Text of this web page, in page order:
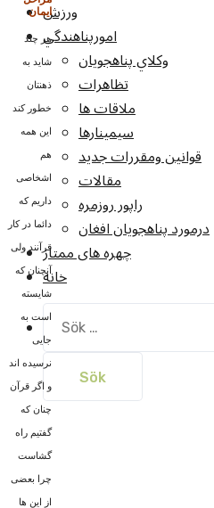
ورزش
امورپناهندگي
وکلاي پناهجويان
تظاهرات
ملاقات ها
سيمينارها
قوانين ومقررات جديد
مقالات
راپور روزمره
درمورد پناهجويان افغان
چهره های ممتاز
خانه
Sök
efter:
ایمان
هر چند
شاید به
ذهنتان
خطور کند
این همه
هم
اشخاصی
داریم که
دائما در کار
قرآنند ولی
آنچنان که
شایسته
است به
جایی
نرسیده اند
و اگر قرآن
چنان که
گفتیم راه
گشاست
چرا بعضی
از این ها